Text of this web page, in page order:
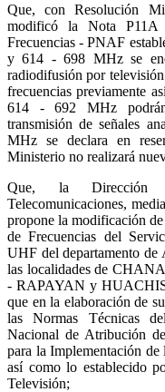
Que, con Resolución
modificó la Nota
Frecuencias - PNAF
y 614 - 698 MHz se
radiodifusión por
frecuencias previamente
614 - 692 MHz
transmisión de señales
MHz se declara en
Ministerio no realizará
Que, la Dirección
Telecomunicaciones,
propone la modificación
de Frecuencias del
UHF del departamento de
las localidades de
- RAPAYAN y
que en la elaboración de
las Normas Técnicas
Nacional de Atribución
para la Implementación
así como lo establecido
Televisión;